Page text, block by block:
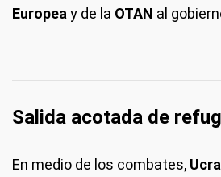
Europea y de la OTAN al
Salida acotada de
En medio de los combates,